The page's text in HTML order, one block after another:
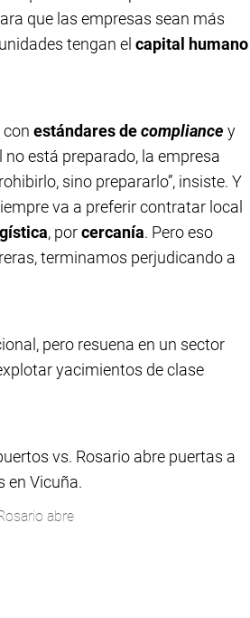
que las empresas sean más
tengan el capital humano
con estándares decompliance y
no está preparado, la empresa
sino prepararlo”, insiste. Y
va a preferir contratar local
, porcercanía. Pero eso
terminamos perjudicando a
pero resuena en un sector
yacimientos de clase
abre